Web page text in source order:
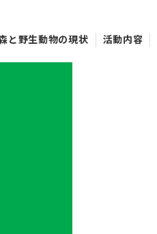
と野生動物の現状 活動内容